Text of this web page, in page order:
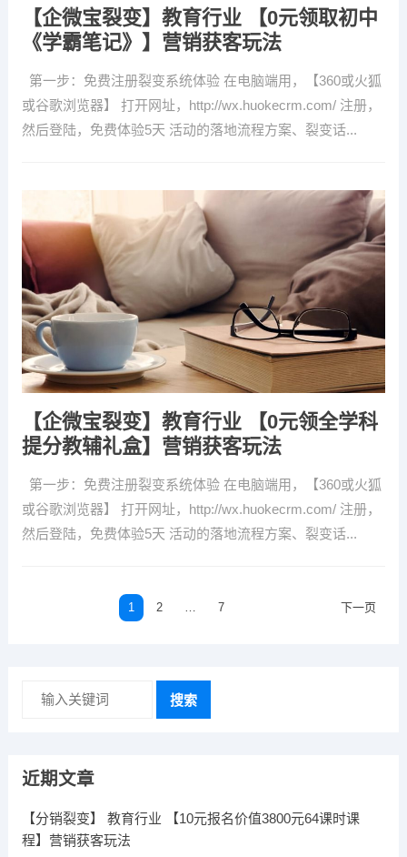
【企微宝裂变】教育行业 【0元领取初中
《学霸笔记》】营销获客玩法
第一步：免费注册裂变系统体验 在电脑端用，【360或火狐
或谷歌浏览器】 打开网址，http://wx.huokecrm.com/ 注册，
然后登陆，免费体验5天 活动的落地流程方案、裂变话...
【企微宝裂变】教育行业 【0元领全学科
提分教辅礼盒】营销获客玩法
第一步：免费注册裂变系统体验 在电脑端用，【360或火狐
或谷歌浏览器】 打开网址，http://wx.huokecrm.com/ 注册，
然后登陆，免费体验5天 活动的落地流程方案、裂变话...
航
1 2 … 7 下一页
搜索
近期文章
【分销裂变】 教育行业 【10元报名价值3800元64课时课
程】营销获客玩法